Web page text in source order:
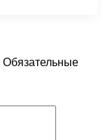
Обязательные